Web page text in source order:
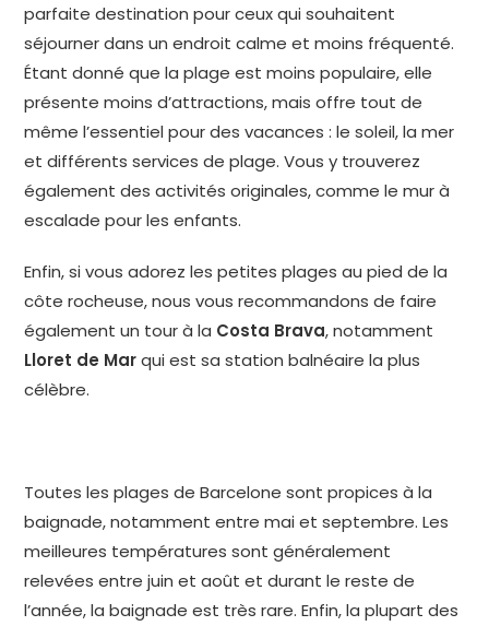
parfaite destination pour ceux qui souhaitent
séjourner dans un endroit calme et moins fréquenté.
Étant donné que la plage est moins populaire, elle
présente moins d’attractions, mais offre tout de
même l’essentiel pour des vacances : le soleil, la mer
et différents services de plage. Vous y trouverez
également des activités originales, comme le mur à
escalade pour les enfants.
Enfin, si vous adorez les petites plages au pied de la
côte rocheuse, nous vous recommandons de faire
également un tour à la Costa Brava, notamment
Lloret de Marqui est sa station balnéaire la plus
célèbre.
Toutes les plages de Barcelone sont propices à la
baignade, notamment entre mai et septembre. Les
meilleures températures sont généralement
relevées entre juin et août et durant le reste de
l’année, la baignade est très rare. Enfin, la plupart des